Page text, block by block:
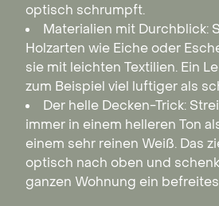
optisch schrumpft.
Materialien mit Durchblick:
Holzarten wie Eiche oder
sie mit leichten Textilien. Ein
zum Beispiel viel luftiger als
Der helle Decken-Trick:
immer in einem helleren Ton
einem sehr reinen Weiß. Das
optisch nach oben und
ganzen Wohnung ein